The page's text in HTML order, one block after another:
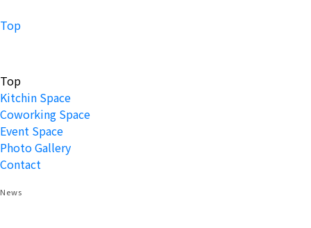
Top
Top
Kitchin Space
Coworking Space
Event Space
Photo Gallery
Contact
News